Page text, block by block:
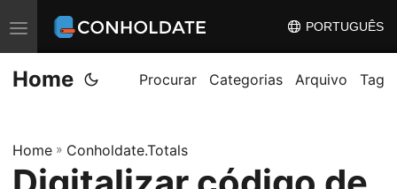
A
l
t
n
a
PORTUGUÊS
Home Procurar Categorias Arquivo Tag
Home » Conholdate.Totals